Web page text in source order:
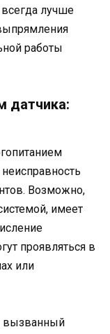
лучше
работы
датчика:
Возможно,
имеет
проявляться в
или
вызванный